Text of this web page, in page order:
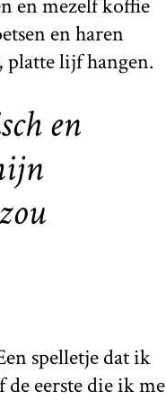
en mezelf koffie
en haren
lijf hangen.
en
spelletje dat ik
eerste die ik me